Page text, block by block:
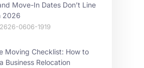
Move-In Dates Don’t Line
2026
0606-1919
Moving Checklist: How to
Business Relocation